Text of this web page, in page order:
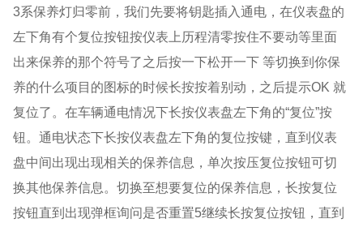
3系保养灯归零前，我们先要将钥匙插入通电，在仪表盘的
左下角有个复位按钮按仪表上历程清零按住不要动等里面
出来保养的那个符号了之后按一下松开一下 等切换到你保
养的什么项目的图标的时候长按按着别动，之后提示OK 就
复位了。在车辆通电情况下长按仪表盘左下角的“复位”按
钮。通电状态下长按仪表盘左下角的复位按键，直到仪表
盘中间出现出现相关的保养信息，单次按压复位按钮可切
换其他保养信息。切换至想要复位的保养信息，长按复位
按钮直到出现弹框询问是否重置5继续长按复位按钮，直到